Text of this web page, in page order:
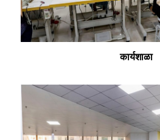
कार्यशाळा